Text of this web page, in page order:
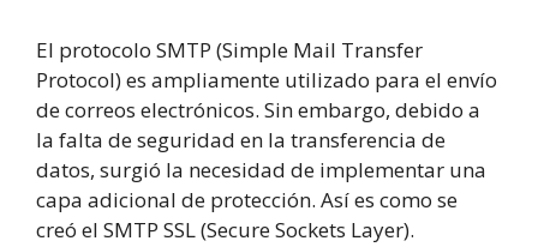
El protocolo SMTP (Simple Mail Transfer
Protocol) es ampliamente utilizado para el envío
de correos electrónicos. Sin embargo, debido a
la falta de seguridad en la transferencia de
datos, surgió la necesidad de implementar una
capa adicional de protección. Así es como se
creó el SMTP SSL (Secure Sockets Layer).